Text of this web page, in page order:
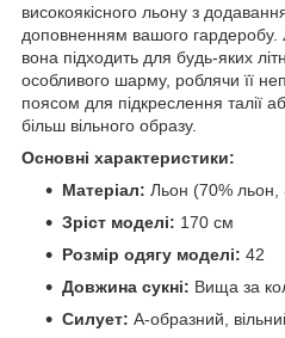
високоякісного льону з
доповненням вашого гардеробу.
вона підходить для будь-яких
особливого шарму, роблячи її
поясом для підкреслення талії
більш вільного образу.
Основні характеристики:
Матеріал: Льон (70% льон,
Зріст моделі: 170 см
Розмір одягу моделі: 42
Довжина сукні: Вища за
Силует: А-образний,